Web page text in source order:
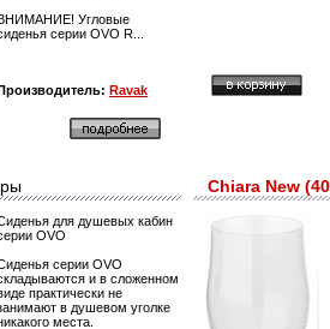
ВНИМАНИЕ! Угловые
серии OVO R...
Производитель: Ravak
для душевых кабин
OVO
серии OVO
и в сложенном
практически не
в душевом уголке
места.
Chiara New